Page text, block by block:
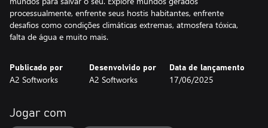
processualmente, enfrente seus hostis habitantes, enfrente
desafios como condições climáticas extremas, atmosfera tóxica,
falta de água e muito mais.
Publicado por
A2 Softworks
Desenvolvido por
A2 Softworks
Data de lançamento
17/06/2025
Jogar com